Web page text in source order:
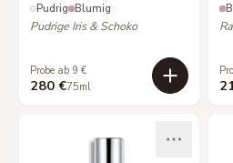
Pudrig Blumig
Pudrige Iris & Schoko
Probe ab 9 €
280 €75ml